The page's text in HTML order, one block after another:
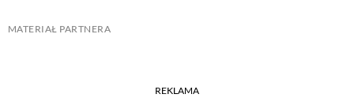
MATERIAŁ PARTNERA
REKLAMA